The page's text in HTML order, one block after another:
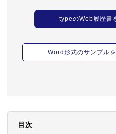
typeのWeb履歴書
Word形式のサンプル
目次